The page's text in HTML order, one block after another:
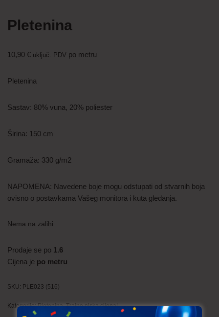
Pletenina
10,90 € uključ. PDV po metru
Pletenina
Sastav: 80% vuna, 20% poliester
Širina: 150 cm
Gramaža: 330 g/m2
NAPOMENA: Navedene boje mogu odstupati od stvarnih boja
ovisno o postavkama Vašeg monitora i kuta gledanja.
Nema na zalihi
Prodaje se po 1.6
Cijena je po metru
SKU: PLE023 (516)
Kategorije:Pletenina,Trajno niska cijena!